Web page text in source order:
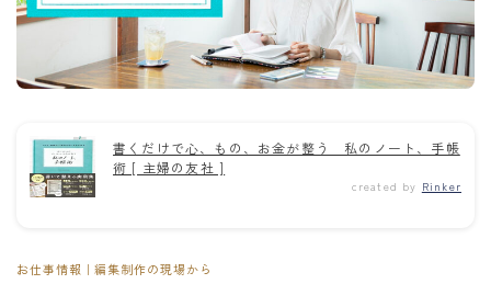
書くだけで心、もの、お金が整う 私のノート、手帳
術 [ 主婦の友社 ]
created by Rinker
お仕事情報｜編集制作の現場から